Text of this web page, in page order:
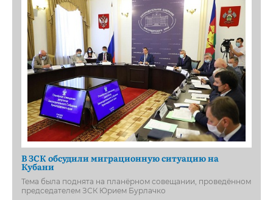
В ЗСК обсудили миграционную ситуацию на
Кубани
Тема была поднята на планёрном совещании, проведённом
председателем ЗСК Юрием Бурлачко